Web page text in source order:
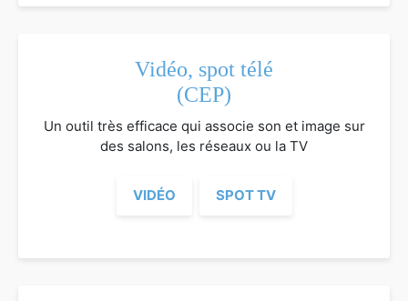
Vidéo, spot télé
(CEP)
Un outil très efficace qui associe son et image sur
des salons, les réseaux ou la TV
VIDÉO SPOT TV